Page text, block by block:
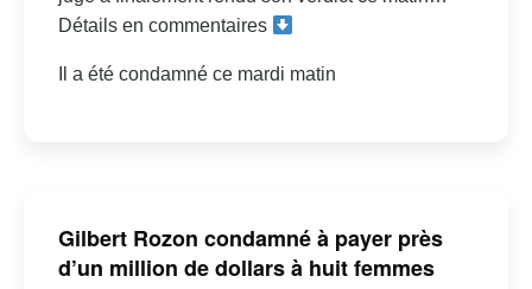
Détails en commentaires
Il a été condamné ce mardi matin
Gilbert Rozon condamné à payer près
d’un million de dollars à huit femmes